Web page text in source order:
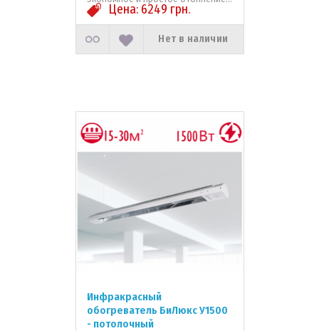
Цена: 6249 грн.
Нет в наличии
Инфракрасный
обогреватель БиЛюкс У1500
- потолочный